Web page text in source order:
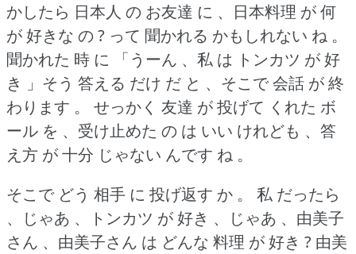
かしたら 日本人 の お友達 に 、日本料理 が 何
が 好きな の ? って 聞かれる かもしれない ね 。
聞かれた 時 に 「うーん 、私 は トンカツ が 好
き 」そう 答える だけ だ と 、そこで 会話 が 終
わります 。
せっかく 友達 が 投げて くれた ボ
ール を 、受け止めた の は いい けれども 、答
え方 が 十分 じゃない んです ね 。
そこで どう 相手 に 投げ返す か 。
私 だったら
、じゃあ 、トンカツ が 好き 、じゃあ 、由美子
さん 、由美子さん は どんな 料理 が 好き ? 由美